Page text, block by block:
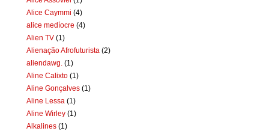
Alice Caymmi (4)
alice medíocre (4)
Alien TV (1)
Alienação Afrofuturista (2)
aliendawg. (1)
Aline Calixto (1)
Aline Gonçalves (1)
Aline Lessa (1)
Aline Wirley (1)
Alkalines (1)